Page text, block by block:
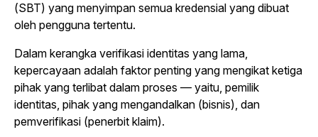
(SBT) yang menyimpan semua kredensial yang dibuat
oleh pengguna tertentu.
Dalam kerangka verifikasi identitas yang lama,
kepercayaan adalah faktor penting yang mengikat ketiga
pihak yang terlibat dalam proses — yaitu, pemilik
identitas, pihak yang mengandalkan (bisnis), dan
pemverifikasi (penerbit klaim).